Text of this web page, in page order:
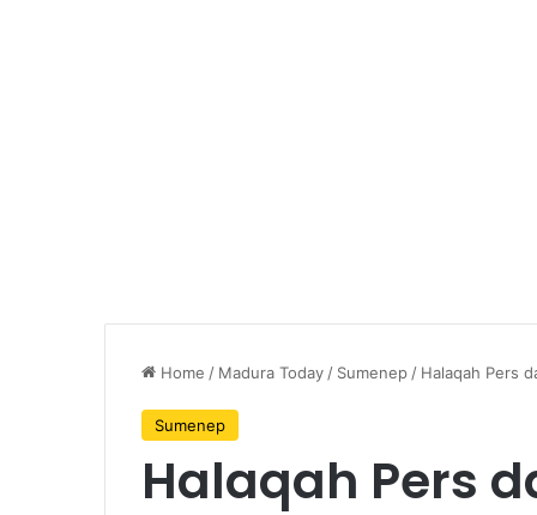
Home / Madura Today/ Sumenep/ Halaqah Pers
Sumenep
Halaqah Pers